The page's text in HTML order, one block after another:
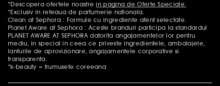
Mentiuni aditionale
*Descopera ofertele noastrein pagina de Oferte Speciale.
*Exclusiv in reteaua de parfumerie nationala.
Clean at Sephora : Formule cu ingrediente atent selectate.
Planet Aware at Sephora : Aceste branduri participa la standardul
PLANET AWARE AT SEPHORA datorita angajamentelor lor pentru
mediu, in special in ceea ce priveste ingredientele, ambalajele,
lanturile de aprovizionare, angajamentele corporative si
transparenta.
*k-beauty = frumusete coreeana